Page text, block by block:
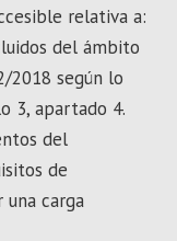
relativa a:
del ámbito
2018 según lo
3, apartado 4.
del
de
carga